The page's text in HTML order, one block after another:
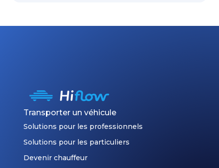
Transporter un véhicule
Solutions pour les professionnels
Solutions pour les particuliers
Devenir chauffeur